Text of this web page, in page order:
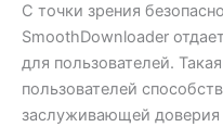
С точки зрения
SmoothDownloader
для пользователей.
пользователей
заслуживающей